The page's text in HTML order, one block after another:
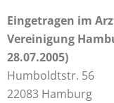
Eingetragen im
Vereinigung
28.07.2005)
Humboldtstr. 56
22083 Hamburg